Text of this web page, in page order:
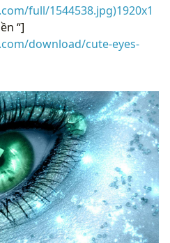
full/1544538.jpg)1920x1
“]
download/cute-eyes-